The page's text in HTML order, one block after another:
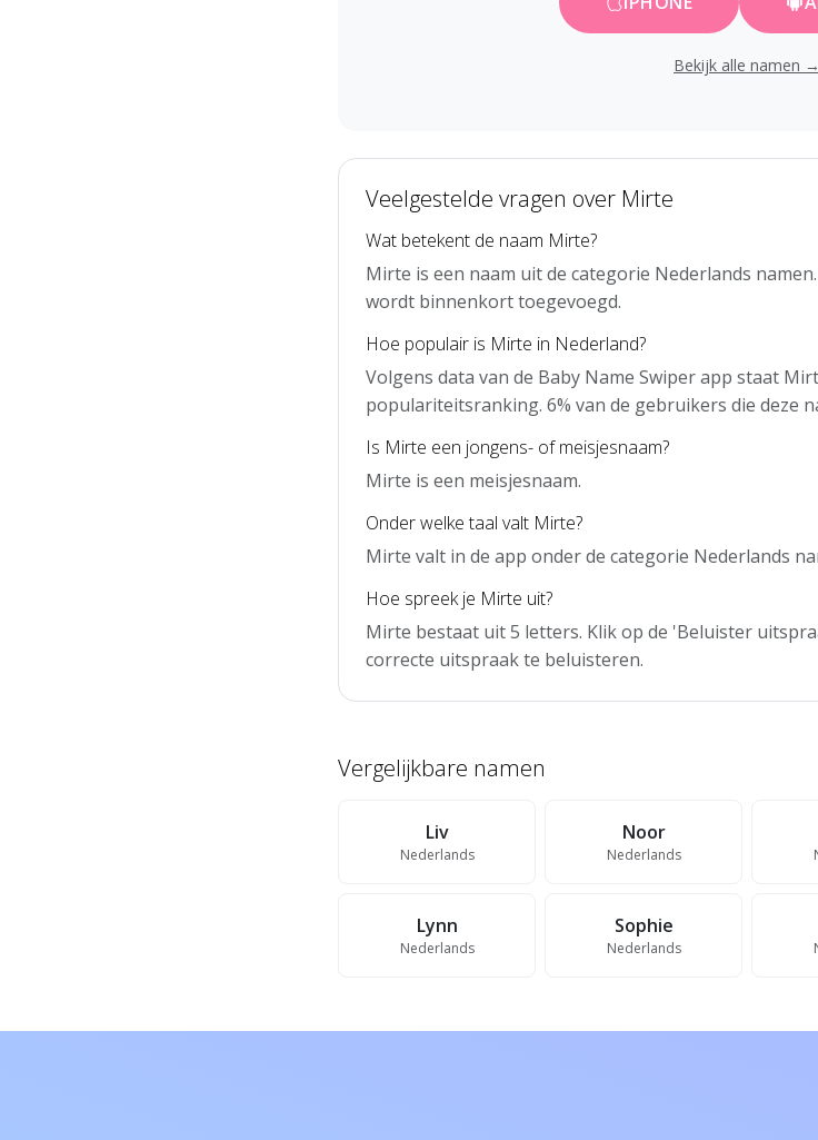
Bekijk alle namen →
Veelgestelde vragen over Mirte
Wat betekent de naam Mirte?
Mirte is een naam uit de categorie Nederlands
wordt binnenkort toegevoegd.
Hoe populair is Mirte in Nederland?
Volgens data van de Baby Name Swiper app staat
populariteitsranking. 6% van de gebruikers die deze
Is Mirte een jongens- of meisjesnaam?
Mirte is een meisjesnaam.
Onder welke taal valt Mirte?
Mirte valt in de app onder de categorie Nederlands
Hoe spreek je Mirte uit?
Mirte bestaat uit 5 letters. Klik op de 'Beluister
correcte uitspraak te beluisteren.
Vergelijkbare namen
Liv
Nederlands
Noor
Nederlands
Lynn
Nederlands
Sophie
Nederlands